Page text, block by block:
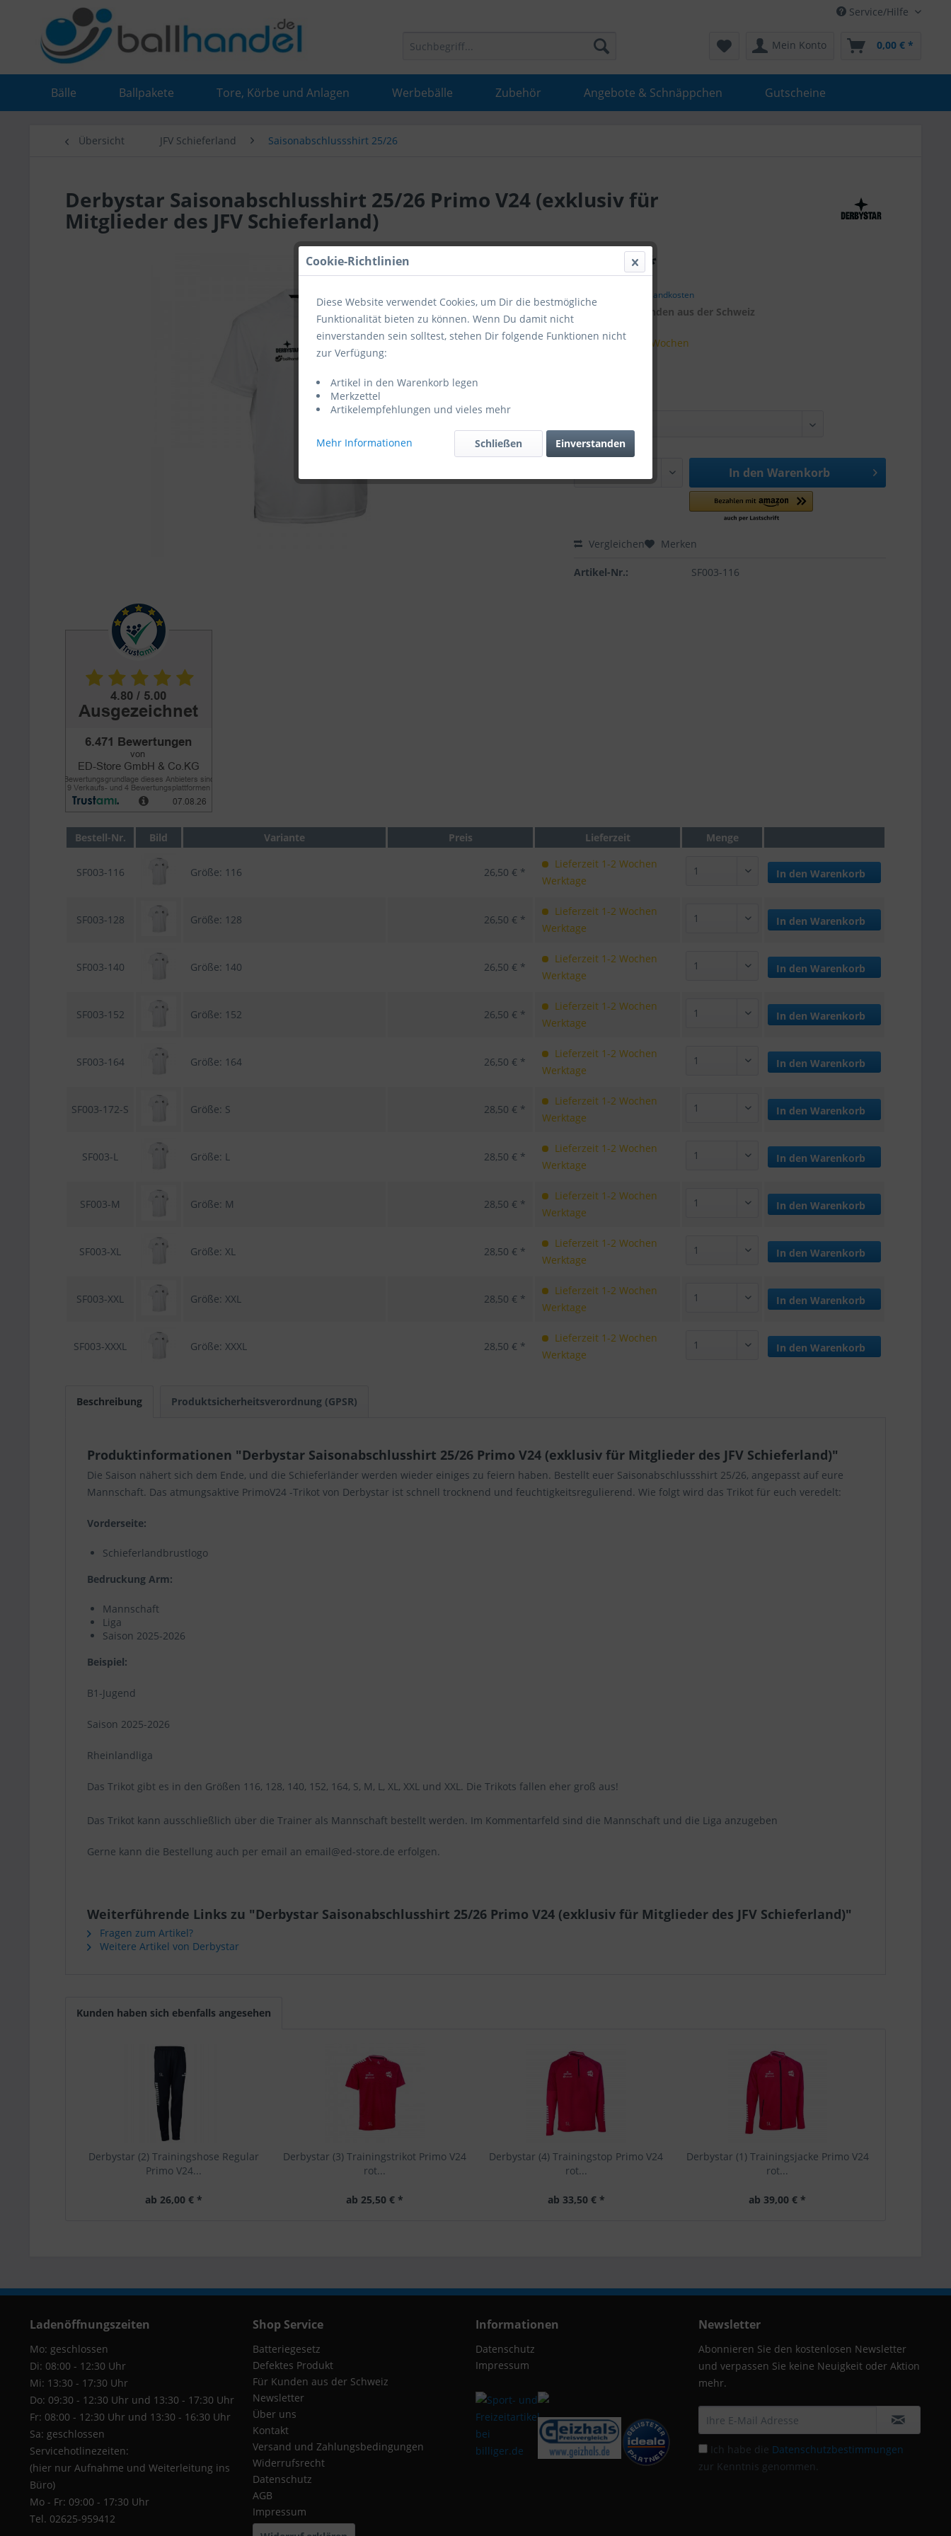
Service/Hilfe
Mein Konto 0,00 € *
Bälle Ballpakete Tore, Körbe und Anlagen Werbebälle Zubehör Angebote & Schnäppchen Gutscheine
Übersicht JFV Schieferland Saisonabschlussshirt 25/26
Derbystar Saisonabschlusshirt 25/26 Primo V24 (exklusiv für
Mitglieder des JFV Schieferland)
26,50 € *
inkl. Versandkosten
Kunden aus der Schweiz
Lieferzeit 1-2 Wochen
In den Warenkorb
Vergleichen Merken
Artikel-Nr.: SF003-116
Bestell-Nr. Bild Variante Preis Lieferzeit Menge
SF003-116 Größe: 116 26,50 € *
Lieferzeit 1-2 Wochen
Werktage
In den Warenkorb
SF003-128 Größe: 128 26,50 € *
Lieferzeit 1-2 Wochen
Werktage
In den Warenkorb
SF003-140 Größe: 140 26,50 € *
Lieferzeit 1-2 Wochen
Werktage
In den Warenkorb
SF003-152 Größe: 152 26,50 € *
Lieferzeit 1-2 Wochen
Werktage
In den Warenkorb
SF003-164 Größe: 164 26,50 € *
Lieferzeit 1-2 Wochen
Werktage
In den Warenkorb
SF003-172-S Größe: S 28,50 € *
Lieferzeit 1-2 Wochen
Werktage
In den Warenkorb
SF003-L Größe: L 28,50 € *
Lieferzeit 1-2 Wochen
Werktage
In den Warenkorb
SF003-M Größe: M 28,50 € *
Lieferzeit 1-2 Wochen
Werktage
In den Warenkorb
SF003-XL Größe: XL 28,50 € *
Lieferzeit 1-2 Wochen
Werktage
In den Warenkorb
SF003-XXL Größe: XXL 28,50 € *
Lieferzeit 1-2 Wochen
Werktage
In den Warenkorb
SF003-XXXL Größe: XXXL 28,50 € *
Lieferzeit 1-2 Wochen
Werktage
In den Warenkorb
Beschreibung Produktsicherheitsverordnung (GPSR)
Produktinformationen "Derbystar Saisonabschlusshirt 25/26 Primo V24 (exklusiv für Mitglieder des JFV Schieferland)"
Die Saison nähert sich dem Ende, und die Schieferländer werden wieder einiges zu feiern haben. Bestellt euer Saisonabschlussshirt 25/26, angepasst auf eure
Mannschaft. Das atmungsaktive PrimoV24 -Trikot von Derbystar ist schnell trocknend und feuchtigkeitsregulierend. Wie folgt wird das Trikot für euch veredelt:
Vorderseite:
Schieferlandbrustlogo
Bedruckung Arm:
Mannschaft
Liga
Saison 2025-2026
Beispiel:
B1-Jugend
Saison 2025-2026
Rheinlandliga
Das Trikot gibt es in den Größen 116, 128, 140, 152, 164, S, M, L, XL, XXL und XXL. Die Trikots fallen eher groß aus!
Das Trikot kann ausschließlich über die Trainer als Mannschaft bestellt werden. Im Kommentarfeld sind die Mannschaft und die Liga anzugeben
Gerne kann die Bestellung auch per email an email@ed-store.de erfolgen.
Weiterführende Links zu "Derbystar Saisonabschlusshirt 25/26 Primo V24 (exklusiv für Mitglieder des JFV Schieferland)"
Fragen zum Artikel?
Weitere Artikel von Derbystar
Kunden haben sich ebenfalls angesehen
Derbystar (2) Trainingshose Regular
Primo V24...
ab 26,00 € *
Derbystar (3) Trainingstrikot Primo V24
rot...
ab 25,50 € *
Derbystar (4) Trainingstop Primo V24
rot...
ab 33,50 € *
Derbystar (1) Trainingsjacke Primo V24
rot...
ab 39,00 € *
Ladenöffnungszeiten
Mo: geschlossen
Di: 08:00 - 12:30 Uhr
Mi: 13:30 - 17:30 Uhr
Do: 09:30 - 12:30 Uhr und 13:30 - 17:30 Uhr
Fr: 08:00 - 12:30 Uhr und 13:30 - 16:30 Uhr
Sa: geschlossen
Servicehotlinezeiten:
(hier nur Aufnahme und Weiterleitung ins
Büro)
Mo - Fr: 09:00 - 17:30 Uhr
Tel. 02625-959412
Shop Service
Batteriegesetz
Defektes Produkt
Für Kunden aus der Schweiz
Newsletter
Über uns
Kontakt
Versand und Zahlungsbedingungen
Widerrufsrecht
Datenschutz
AGB
Impressum
Informationen
Datenschutz
Impressum
Newsletter
Abonnieren Sie den kostenlosen Newsletter
und verpassen Sie keine Neuigkeit oder Aktion
mehr.
Ich habe die Datenschutzbestimmungen
zur Kenntnis genommen.
Cookie-Richtlinien
Diese Website verwendet Cookies, um Dir die bestmögliche
Funktionalität bieten zu können. Wenn Du damit nicht
einverstanden sein solltest, stehen Dir folgende Funktionen nicht
zur Verfügung:
Artikel in den Warenkorb legen
Merkzettel
Artikelempfehlungen und vieles mehr
Mehr Informationen Einverstanden
Schließen